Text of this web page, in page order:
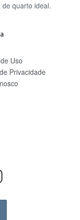
quarto ideal.
Uso
Privacidade